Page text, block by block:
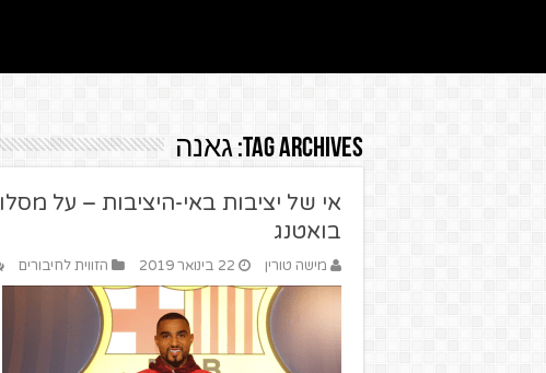
Tag Archives: גאנה
אי של יציבות באי-היציבות – על
בואטנג
מישה טורין 22 בינואר 2019 הזווית לחיבורים